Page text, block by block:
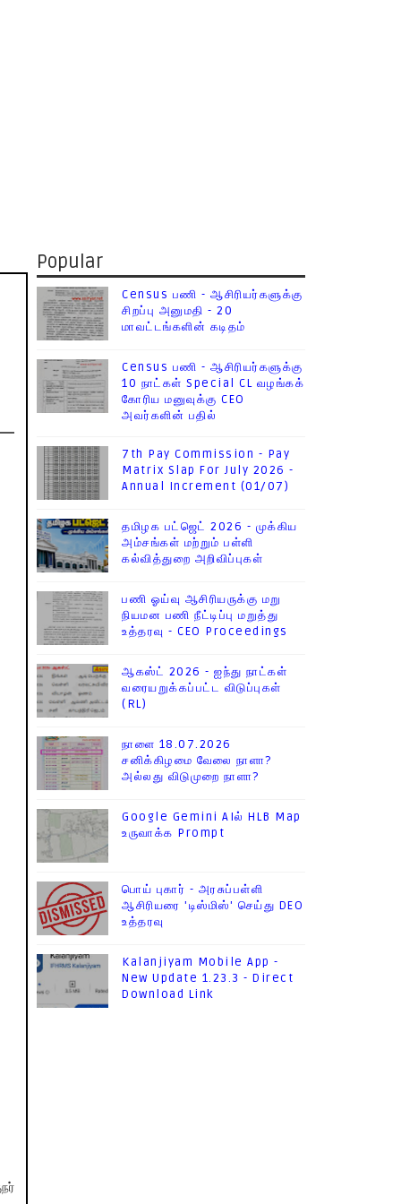
Popular
Census பணி - ஆசிரியர்களுக்கு
சிறப்பு அனுமதி - 20
மாவட்டங்களின் கடிதம்
Census பணி - ஆசிரியர்களுக்கு
10 நாட்கள் Special CL வழங்கக்
கோரிய மனுவுக்கு CEO
அவர்களின் பதில்
7th Pay Commission - Pay
Matrix Slap For July 2026 -
Annual Increment (01/07)
தமிழக பட்ஜெட் 2026 - முக்கிய
அம்சங்கள் மற்றும் பள்ளி
கல்வித்துறை அறிவிப்புகள்
பணி ஓய்வு ஆசிரியருக்கு மறு
நியமன பணி நீட்டிப்பு மறுத்து
உத்தரவு - CEO Proceedings
ஆகஸ்ட் 2026 - ஐந்து நாட்கள்
வரையறுக்கப்பட்ட விடுப்புகள்
(RL)
நாளை 18.07.2026
சனிக்கிழமை வேலை நாளா?
அல்லது விடுமுறை நாளா?
Google Gemini AIல் HLB Map
உருவாக்க Prompt
பொய் புகார் - அரசுப்பள்ளி
ஆசிரியரை 'டிஸ்மிஸ்' செய்து DEO
உத்தரவு
Kalanjiyam Mobile App -
New Update 1.23.3 - Direct
Download Link